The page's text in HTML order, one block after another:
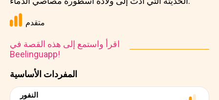
المفردات الأساسية
النفور
متقدم
اقرأ واستمع إلى هذه القصة في
Beelinguapp!